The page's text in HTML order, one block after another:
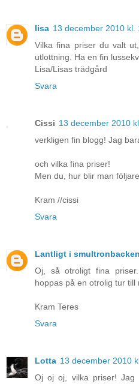
lisa 13 december 2010 kl.
Vilka fina priser du valt
utlottning. Ha en fin
Lisa/Lisas trädgård
Svara
Cissi 13 december 2010
verkligen fin blogg! Jag
och vilka fina priser!
Men du, hur blir man
Kram //cissi
Svara
Lantligt i smultronbacken
Oj, så otroligt fina
hoppas på en otrolig tur till
Kram Teres
Svara
Lotta 13 december 2010
Oj oj oj, vilka priser! Jag